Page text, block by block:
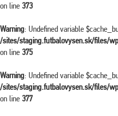
on line 373
Warning: Undefined variable
/sites/staging.futbalovysen.sk/files/
on line 375
Warning: Undefined variable
/sites/staging.futbalovysen.sk/files/
on line 377